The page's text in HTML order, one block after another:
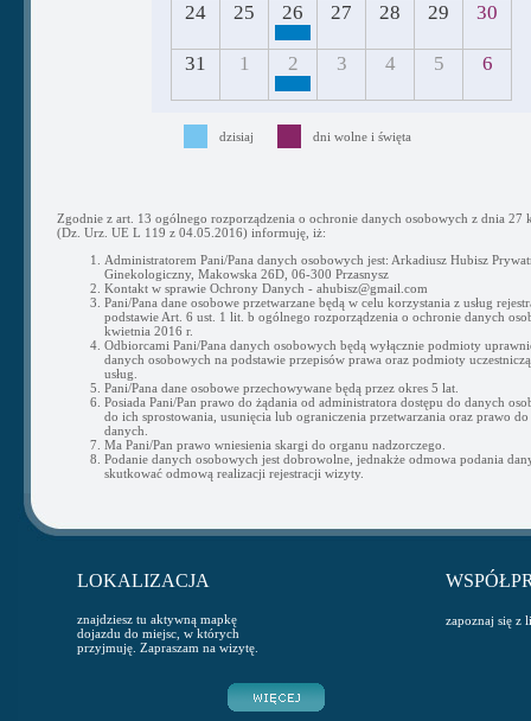
24 25 26 27 28 29 30
31 1 2 3 4 5 6
dzisiaj dni wolne i święta
Zgodnie z art. 13 ogólnego rozporządzenia o ochronie danych osobowych z dnia 27
(Dz. Urz. UE L 119 z 04.05.2016) informuję, iż:
Administratorem Pani/Pana danych osobowych jest: Arkadiusz Hubisz
Ginekologiczny, Makowska 26D, 06-300 Przasnysz
Kontakt w sprawie Ochrony Danych - ahubisz@gmail.com
Pani/Pana dane osobowe przetwarzane będą w celu korzystania z usług
podstawie Art. 6 ust. 1 lit. b ogólnego rozporządzenia o ochronie danych
kwietnia 2016 r.
Odbiorcami Pani/Pana danych osobowych będą wyłącznie podmioty
danych osobowych na podstawie przepisów prawa oraz podmioty
usług.
Pani/Pana dane osobowe przechowywane będą przez okres 5 lat.
Posiada Pani/Pan prawo do żądania od administratora dostępu do danych
do ich sprostowania, usunięcia lub ograniczenia przetwarzania oraz prawo do
danych.
Ma Pani/Pan prawo wniesienia skargi do organu nadzorczego.
Podanie danych osobowych jest dobrowolne, jednakże odmowa podania
skutkować odmową realizacji rejestracji wizyty.
LOKALIZACJA
znajdziesz tu aktywną mapkę
dojazdu do miejsc, w których
przyjmuję. Zapraszam na wizytę.
zapoznaj się z